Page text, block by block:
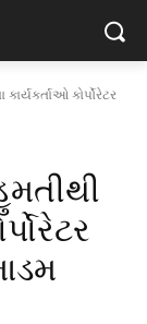
કોર્પોરેટર